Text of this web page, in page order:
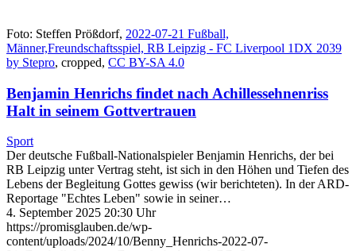
Foto: Steffen Prößdorf, 2022-07-21 Fußball,
Männer,Freundschaftsspiel, RB Leipzig - FC Liverpool 1DX 2039
by Stepro, cropped, CC BY-SA 4.0
Benjamin Henrichs findet nach Achillessehnenriss
Halt in seinem Gottvertrauen
Sport
Der deutsche Fußball-Nationalspieler Benjamin Henrichs, der bei
RB Leipzig unter Vertrag steht, ist sich in den Höhen und Tiefen des
Lebens der Begleitung Gottes gewiss (wir berichteten). In der ARD-
Reportage "Echtes Leben" sowie in seiner…
4. September 2025 20:30 Uhr
https://promisglauben.de/wp-
content/uploads/2024/10/Benny_Henrichs-2022-07-